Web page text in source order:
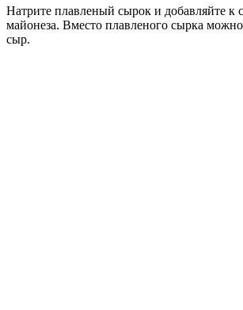
Натрите плавленый сырок и добавляйте к
майонеза. Вместо плавленого сырка
сыр.